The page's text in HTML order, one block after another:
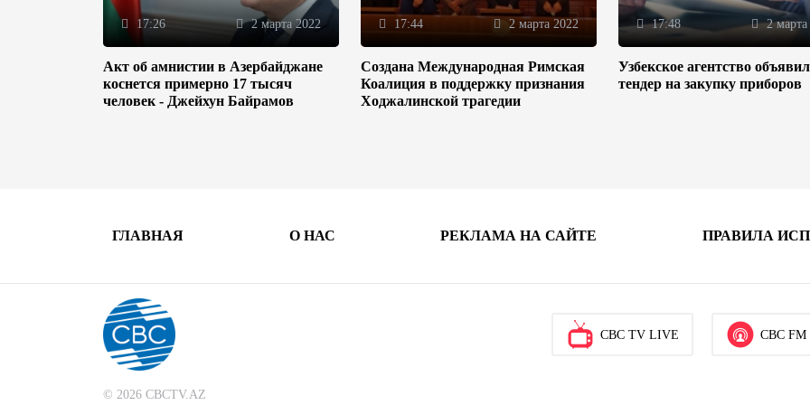
17:26 2 марта 2022
Акт об амнистии в Азербайджане
коснется примерно 17 тысяч
человек - Джейхун Байрамов
17:44 2 марта 2022
Создана Международная Римская
Коалиция в поддержку признания
Ходжалинской трагедии
17:48 2 марта
Узбекское агентство
тендер на закупку приборов
ГЛАВНАЯ О НАС РЕКЛАМА НА САЙТЕ ПРАВИЛА
CBC TV LIVE CBC
© 2026 CBCTV.AZ